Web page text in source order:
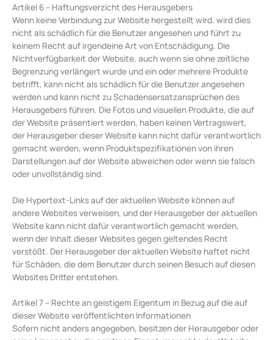
Artikel 6 – Haftungsverzicht des Herausgebers
Wenn keine Verbindung zur Website hergestellt wird, wird dies
nicht als schädlich für die Benutzer angesehen und führt zu
keinem Recht auf irgendeine Art von Entschädigung. Die
Nichtverfügbarkeit der Website, auch wenn sie ohne zeitliche
Begrenzung verlängert wurde und ein oder mehrere Produkte
betrifft, kann nicht als schädlich für die Benutzer angesehen
werden und kann nicht zu Schadensersatzansprüchen des
Herausgebers führen. Die Fotos und visuellen Produkte, die auf
der Website präsentiert werden, haben keinen Vertragswert,
der Herausgeber dieser Website kann nicht dafür verantwortlich
gemacht werden, wenn Produktspezifikationen von ihren
Darstellungen auf der Website abweichen oder wenn sie falsch
oder unvollständig sind.
Die Hypertext-Links auf der aktuellen Website können auf
andere Websites verweisen, und der Herausgeber der aktuellen
Website kann nicht dafür verantwortlich gemacht werden,
wenn der Inhalt dieser Websites gegen geltendes Recht
verstößt. Der Herausgeber der aktuellen Website haftet nicht
für Schäden, die dem Benutzer durch seinen Besuch auf diesen
Websites Dritter entstehen.
Artikel 7 – Rechte an geistigem Eigentum in Bezug auf die auf
dieser Website veröffentlichten Informationen
Sofern nicht anders angegeben, besitzen der Herausgeber oder